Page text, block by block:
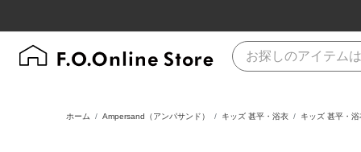
ホーム Ampersand（アンパサンド） キッズ 甚平・浴衣 キッズ 甚平・浴